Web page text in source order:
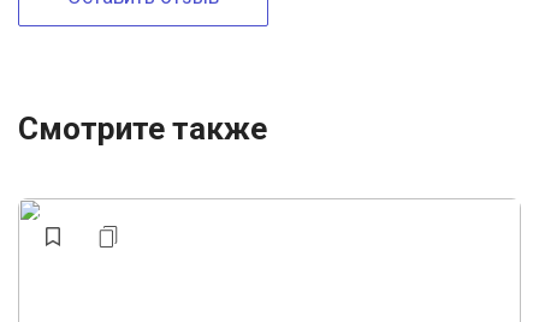
Смотрите также